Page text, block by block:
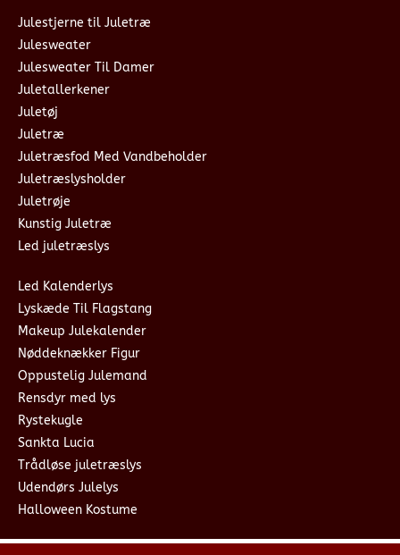
Julestjerne til Juletræ
Julesweater
Julesweater Til Damer
Juletallerkener
Juletøj
Juletræ
Juletræsfod Med Vandbeholder
Juletræslysholder
Juletrøje
Kunstig Juletræ
Led juletræslys
Led Kalenderlys
Lyskæde Til Flagstang
Makeup Julekalender
Nøddeknækker Figur
Oppustelig Julemand
Rensdyr med lys
Rystekugle
Sankta Lucia
Trådløse juletræslys
Udendørs Julelys
Halloween Kostume